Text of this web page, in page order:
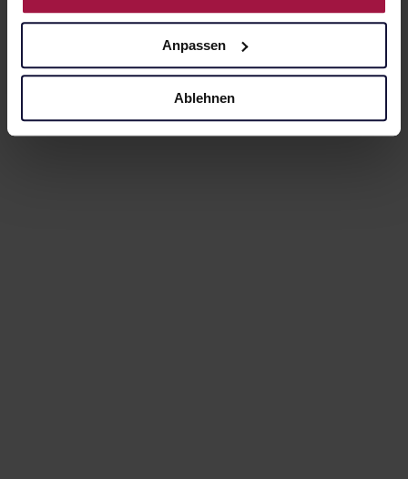
Anpassen
Ablehnen